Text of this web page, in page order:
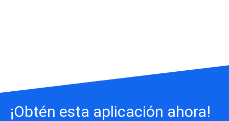
¡Obtén esta aplicación ahora!